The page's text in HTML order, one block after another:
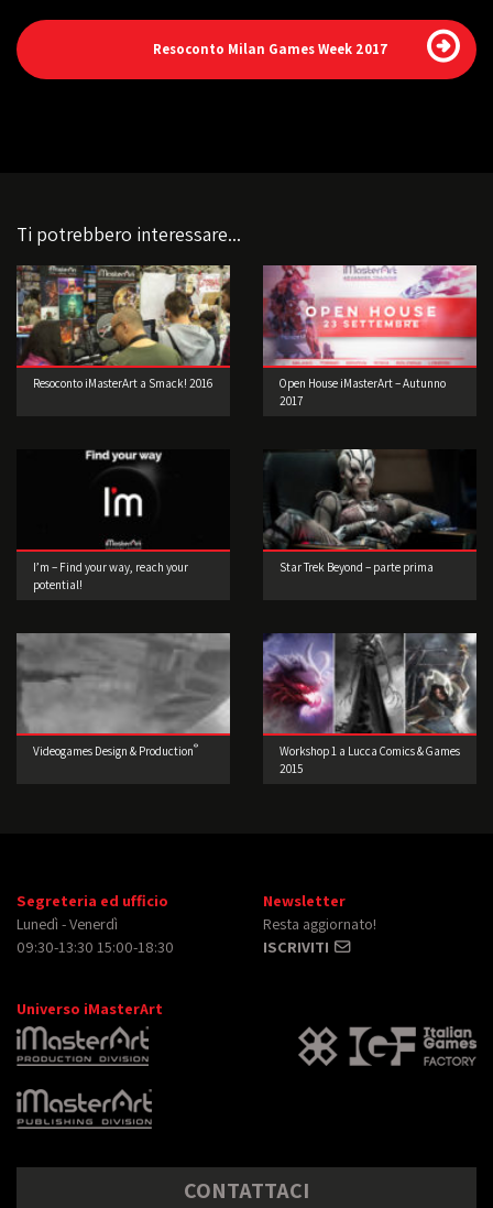
Resoconto Milan Games Week 2017
Ti potrebbero interessare...
Resoconto iMasterArt a Smack! 2016
Open House iMasterArt – Autunno
2017
I’m – Find your way, reach your
potential!
Star Trek Beyond – parte prima
Videogames Design & Production®
Workshop 1 a Lucca Comics & Games
2015
Segreteria ed ufficio
Lunedì - Venerdì
09:30-13:30 15:00-18:30
Newsletter
Resta aggiornato!
ISCRIVITI
Universo iMasterArt
CONTATTACI